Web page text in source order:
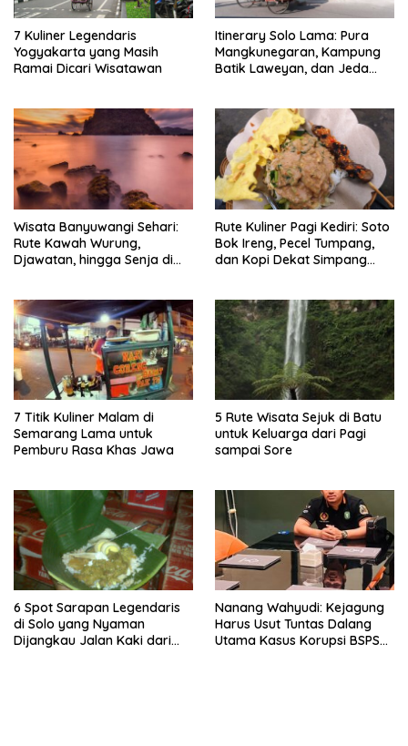
7 Kuliner Legendaris
Yogyakarta yang Masih
Ramai Dicari Wisatawan
Itinerary Solo Lama: Pura
Mangkunegaran, Kampung
Batik Laweyan, dan Jeda
Wisata Banyuwangi Sehari:
Rute Kawah Wurung,
Djawatan, hingga Senja di
Rute Kuliner Pagi Kediri: Soto
Bok Ireng, Pecel Tumpang,
dan Kopi Dekat Simpang
7 Titik Kuliner Malam di
Semarang Lama untuk
Pemburu Rasa Khas Jawa
5 Rute Wisata Sejuk di Batu
untuk Keluarga dari Pagi
sampai Sore
6 Spot Sarapan Legendaris
di Solo yang Nyaman
Dijangkau Jalan Kaki dari
Nanang Wahyudi: Kejagung
Harus Usut Tuntas Dalang
Utama Kasus Korupsi BSPS